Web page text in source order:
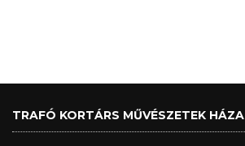
TRAFÓ KORTÁRS MŰVÉSZETEK HÁZA